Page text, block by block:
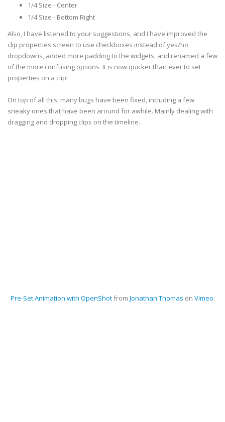
1/4 Size - Center
1/4 Size - Bottom Right
Also, I have listened to your suggestions, and I have improved the
clip properties screen to use checkboxes instead of yes/no
dropdowns, added more padding to the widgets, and renamed a few
of the more confusing options. It is now quicker than ever to set
properties on a clip!
On top of all this, many bugs have been fixed, including a few
sneaky ones that have been around for awhile. Mainly dealing with
dragging and dropping clips on the timeline.
Pre-Set Animation with OpenShotfrom Jonathan Thomas on Vimeo.